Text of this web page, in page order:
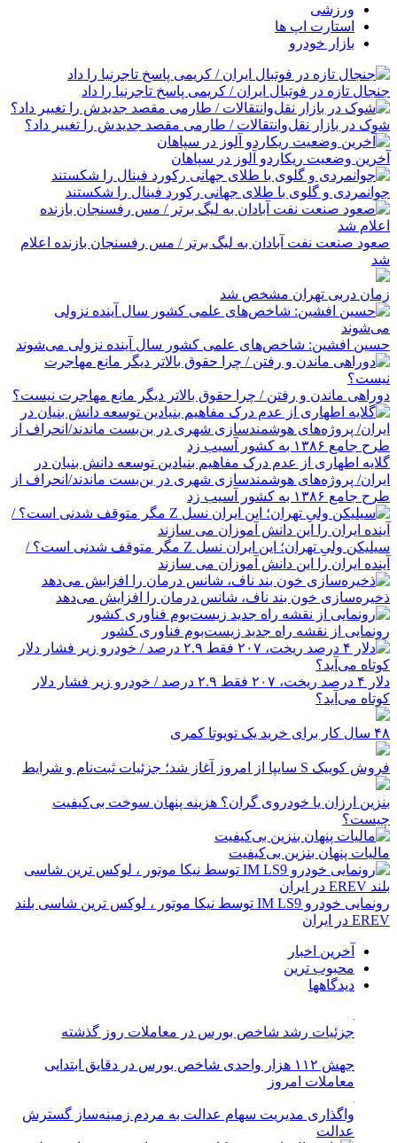
ورزشی
استارت اپ ها
بازار خودرو
جنجال تازه در فوتبال ایران / کریمی پاسخ تاجرنیا را داد
شوک در بازار نقل‌وانتقالات / طارمی مقصد جدیدش را تغییر داد؟
آخرین وضعیت ریکاردو آلوز در سپاهان
جوانمردی و گلوی با طلای جهانی رکورد فینال را شکستند
صعود صنعت نفت آبادان به لیگ برتر / مس رفسنجان بازنده اعلام
شد
زمان دربی تهران مشخص شد
حسین افشین: شاخص‌های علمی کشور سال آینده نزولی می‌شوند
دوراهی ماندن و رفتن / چرا حقوق بالاتر دیگر مانع مهاجرت نیست؟
گلایه اطهاری از عدم درک مفاهیم بنیادین توسعه دانش بنیان در
ایران/ پروژه‌های هوشمندسازی شهری در بن‌بست ماندند/انحراف از
طرح جامع ۱۳۸۶ به کشور آسیب زد
سیلیکن ولیِ تهران؛ این ایران نسل Z مگر متوقف شدنی است؟ /
آینده ایران را این دانش آموزان می سازند
ذخیره‌سازی خون بند ناف، شانس درمان را افزایش می‌دهد
رونمایی از نقشه راه جدید زیست‌بوم فناوری کشور
دلار ۴ درصد ریخت، ۲۰۷ فقط ۲.۹ درصد / خودرو زیر فشار دلار
کوتاه می‌آید؟
۴۸ سال کار برای خرید یک تویوتا کمری
فروش کوییک S سایپا از امروز آغاز شد؛ جزئیات ثبت‌نام و شرایط
بنزین ارزان یا خودروی گران؟ هزینه پنهان سوخت بی‌کیفیت
چیست؟
مالیات پنهان بنزین بی‌کیفیت
رونمایی خودرو IM LS9 توسط نیکا موتور ، لوکس ترین شاسی بلند
EREV در ایران
آخرین اخبار
محبوب ترین
دیدگاهها
جزئیات رشد شاخص بورس در معاملات روز گذشته
جهش ۱۱۲ هزار واحدی شاخص بورس در دقایق ابتدایی
معاملات امروز
واگذاری مدیریت سهام عدالت به مردم زمینه‌ساز گسترش
عدالت